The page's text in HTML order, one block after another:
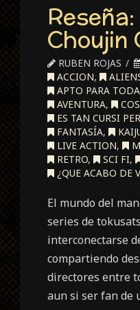
Choujin
RUBEN ROJAS
ACCION,
APTO PARA
AVENTURA,
ES TAN CURSI
FANTASÍA,
LIVE ACTION,
RETRO, SCI FI,
¿QUE ACABO DE
El mundo del
series de
interconectarse
compartiendo
directores entre
aun si ser fan de